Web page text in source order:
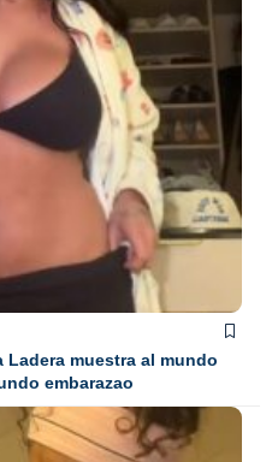
muestra al mundo
embarazao